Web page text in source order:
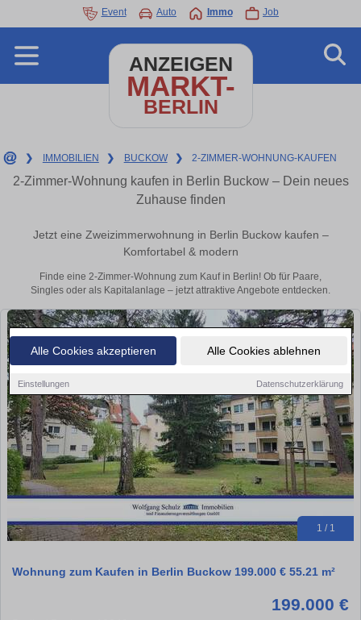
Alle Cookies akzeptieren Alle Cookies ablehnen
Einstellungen Datenschutzerklärung
Event Auto Immo Job
ANZEIGEN
MARKT-
BERLIN
❯ IMMOBILIEN ❯ BUCKOW ❯ 2-ZIMMER-WOHNUNG-KAUFEN
2-Zimmer-Wohnung kaufen in Berlin Buckow – Dein neues
Zuhause finden
Jetzt eine Zweizimmerwohnung in Berlin Buckow kaufen –
Komfortabel & modern
Finde eine 2-Zimmer-Wohnung zum Kauf in Berlin! Ob für Paare,
Singles oder als Kapitalanlage – jetzt attraktive Angebote entdecken.
1 / 1
Wohnung zum Kaufen in Berlin Buckow 199.000 € 55.21 m²
199.000 €